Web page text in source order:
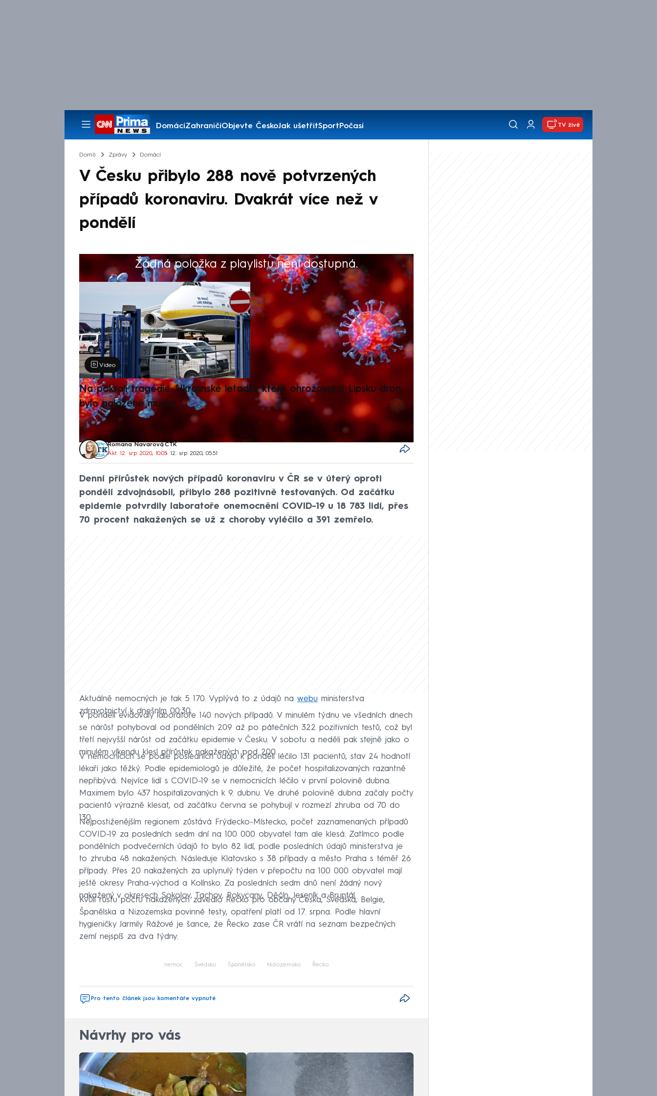
DomácíZahraničíObjevte ČeskoJak ušetřitSportPočasí
Pořady
TV živě
Domů Zprávy Domácí
V Česku přibylo 288 nově potvrzených
případů koronaviru. Dvakrát více než v
pondělí
Žádná položka z playlistu není dostupná.
Výběr redakce
Video
Na pokraji tragédie: Ukrajinské letadlo, které ohrožoval v Lipsku dron,
bylo naložené municí
Romana Navarová, ČTK
Akt. 12. srp 2020, 10:05• 12. srp 2020, 05:51
Denní přírůstek nových případů koronaviru v ČR se v úterý oproti
pondělí zdvojnásobil, přibylo 288 pozitivně testovaných. Od začátku
epidemie potvrdily laboratoře onemocnění COVID-19 u 18 783 lidí, přes
70 procent nakažených se už z choroby vyléčilo a 391 zemřelo.
Aktuálně nemocných je tak 5 170. Vyplývá to z údajů na webu ministerstva
zdravotnictví k dnešním 00:30.
V pondělí evidovaly laboratoře 140 nových případů. V minulém týdnu ve všedních dnech
se nárůst pohyboval od pondělních 209 až po pátečních 322 pozitivních testů, což byl
třetí nejvyšší nárůst od začátku epidemie v Česku. V sobotu a neděli pak stejně jako o
minulém víkendu klesl přírůstek nakažených pod 200.
V nemocnicích se podle posledních údajů k pondělí léčilo 131 pacientů, stav 24 hodnotí
lékaři jako těžký. Podle epidemiologů je důležité, že počet hospitalizovaných razantně
nepřibývá. Nejvíce lidí s COVID-19 se v nemocnicích léčilo v první polovině dubna.
Maximem bylo 437 hospitalizovaných k 9. dubnu. Ve druhé polovině dubna začaly počty
pacientů výrazně klesat, od začátku června se pohybují v rozmezí zhruba od 70 do
130.
Nejpostiženějším regionem zůstává Frýdecko-Místecko, počet zaznamenaných případů
COVID-19 za posledních sedm dní na 100 000 obyvatel tam ale klesá. Zatímco podle
pondělních podvečerních údajů to bylo 82 lidí, podle posledních údajů ministerstva je
to zhruba 48 nakažených. Následuje Klatovsko s 38 případy a město Praha s téměř 26
případy. Přes 20 nakažených za uplynulý týden v přepočtu na 100 000 obyvatel mají
ještě okresy Praha-východ a Kolínsko. Za posledních sedm dnů není žádný nový
nakažený v okresech Sokolov, Tachov, Rokycany, Děčín, Jeseník a Bruntál.
Kvůli růstu počtu nakažených zavedlo Řecko pro občany Česka, Švédska, Belgie,
Španělska a Nizozemska povinné testy, opatření platí od 17. srpna. Podle hlavní
hygieničky Jarmily Rážové je šance, že Řecko zase ČR vrátí na seznam bezpečných
zemí nejspíš za dva týdny.
nemoc Švédsko Španělsko Nizozemsko Řecko
Pro tento článek jsou komentáře vypnuté
Návrhy pro vás